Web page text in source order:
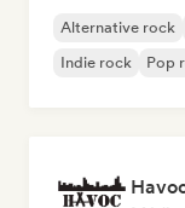
Alternative rock
Indie rock
Pop